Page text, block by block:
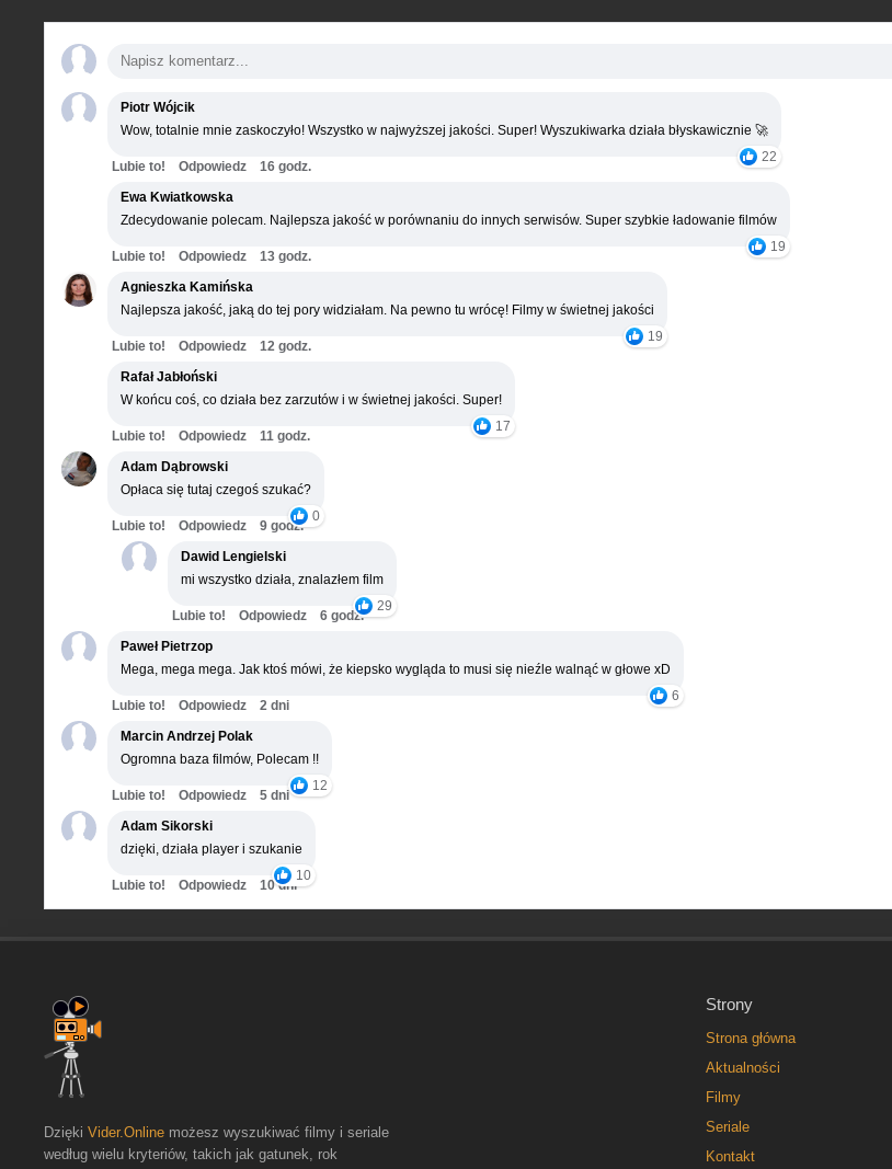
Piotr Wójcik
Wow, totalnie mnie zaskoczyło! Wszystko w najwyższej jakości. Super! Wyszukiwarka działa błyskawicznie 🚀
22
Lubie to! Odpowiedz
16 godz.
Ewa Kwiatkowska
Zdecydowanie polecam. Najlepsza jakość w porównaniu do innych serwisów. Super szybkie ładowanie filmów
19
Lubie to! Odpowiedz
13 godz.
Agnieszka Kamińska
Najlepsza jakość, jaką do tej pory widziałam. Na pewno tu wrócę! Filmy w świetnej jakości
19
Lubie to! Odpowiedz
12 godz.
Rafał Jabłoński
W końcu coś, co działa bez zarzutów i w świetnej jakości. Super!
17
Lubie to! Odpowiedz
11 godz.
Adam Dąbrowski
Opłaca się tutaj czegoś szukać?
0
Lubie to! Odpowiedz
9 godz.
Dawid Lengielski
mi wszystko działa, znalazłem film
29
Lubie to! Odpowiedz
6 godz.
Paweł Pietrzop
Mega, mega mega. Jak ktoś mówi, że kiepsko wygląda to musi się nieźle walnąć w głowe xD
6
Lubie to! Odpowiedz
2 dni
Marcin Andrzej Polak
Ogromna baza filmów, Polecam !!
12
Lubie to! Odpowiedz
5 dni
Adam Sikorski
dzięki, działa player i szukanie
10
Lubie to! Odpowiedz 10 dni
Strony
Strona główna
Aktualności
Filmy
Seriale
Kontakt
Dzięki Vider.Online możesz wyszukiwać filmy i seriale
według wielu kryteriów, takich jak gatunek, rok